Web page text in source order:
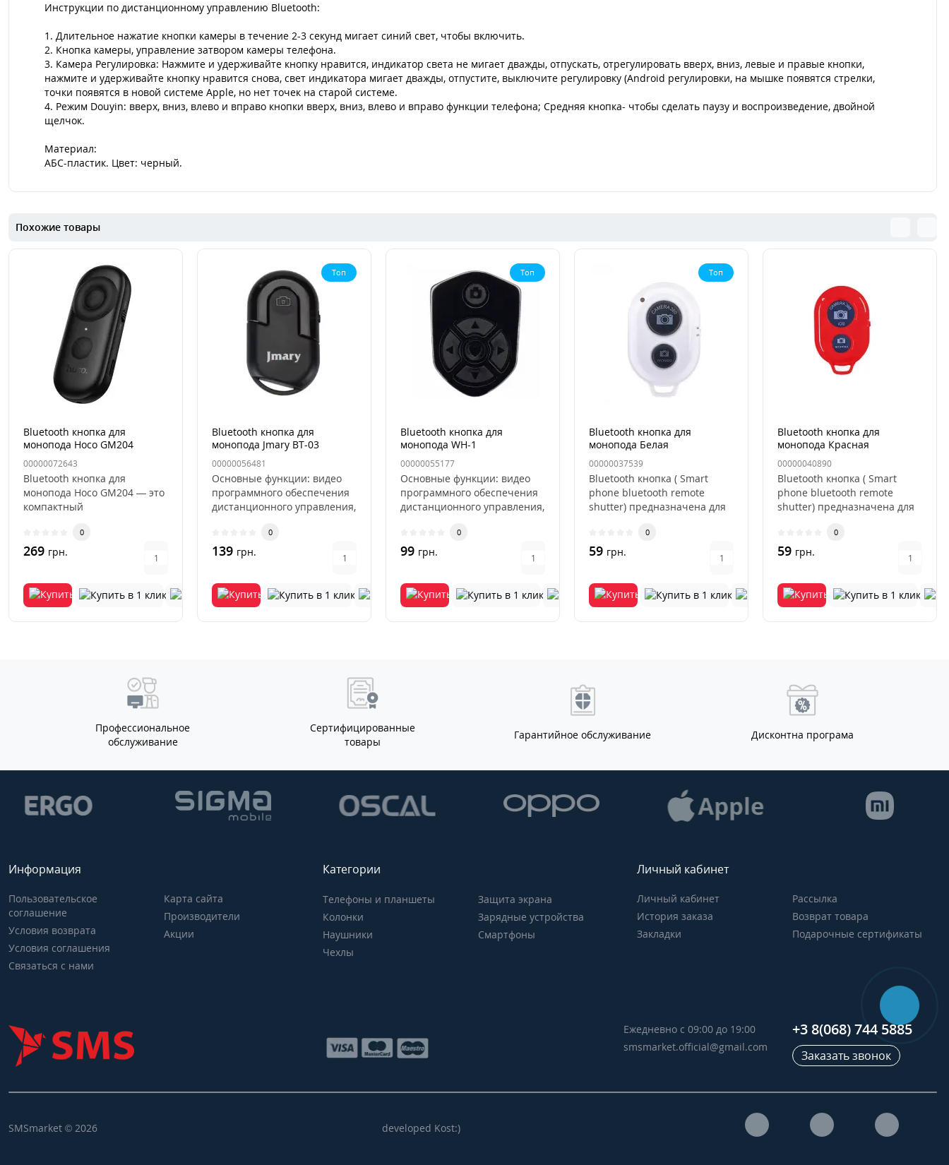
Инструкции по дистанционному управлению Bluetooth:
1. Длительное нажатие кнопки камеры в течение 2-3 секунд мигает синий свет, чтобы включить.
2. Кнопка камеры, управление затвором камеры телефона.
3. Камера Регулировка: Нажмите и удерживайте кнопку нравится, индикатор света не мигает дважды, отпускать, отрегулировать вверх, вниз, левые и правые кнопки,
нажмите и удерживайте кнопку нравится снова, свет индикатора мигает дважды, отпустите, выключите регулировку (Android регулировки, на мышке появятся стрелки,
точки появятся в новой системе Apple, но нет точек на старой системе.
4. Режим Douyin: вверх, вниз, влево и вправо кнопки вверх, вниз, влево и вправо функции телефона; Средняя кнопка- чтобы сделать паузу и воспроизведение, двойной
щелчок.
Материал:
АБС-пластик. Цвет: черный.
Похожие товары
Bluetooth кнопка для
монопода Hoco GM204
Черная
00000072643
Bluetooth кнопка для
монопода Hoco GM204 — это
компактный
беспроводной пульт дис..
0
269 грн.
Топ
Bluetooth кнопка для
монопода Jmary BT-03
00000056481
Основные функции: видео
программного обеспечения
дистанционного управления,
0
139 грн.
Топ
Bluetooth кнопка для
монопода WH-1
00000055177
Основные функции: видео
программного обеспечения
дистанционного управления,
0
99 грн.
Топ
Bluetooth кнопка для
монопода Белая
00000037539
Bluetooth кнопка ( Smart
phone bluetooth remote
shutter) предназначена для
управление..
0
59 грн.
Bluetooth кнопка для
монопода Красная
00000040890
Bluetooth кнопка ( Smart
phone bluetooth remote
shutter) предназначена для
управление..
0
59 грн.
Профессиональное
обслуживание
Сертифицированные
товары
Гарантийное обслуживание Дисконтна програма
Информация
Пользовательское
соглашение
Условия возврата
Условия соглашения
Связаться с нами
Карта сайта
Производители
Акции
Категории
Телефоны и планшеты
Колонки
Наушники
Чехлы
Защита экрана
Зарядные устройства
Смартфоны
Личный кабинет
Личный кабинет
История заказа
Закладки
Рассылка
Возврат товара
Подарочные сертификаты
Ежедневно с 09:00 до 19:00
smsmarket.official@gmail.com
+3 8(068) 744 5885
Заказать звонок
SMSmarket © 2026 developed Kost:)